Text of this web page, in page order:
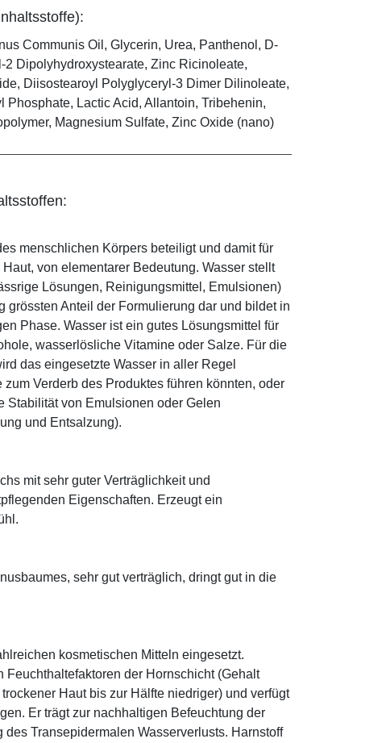
Communis Oil, Glycerin, Urea, Panthenol, D-
Dipolyhydroxystearate, Zinc Ricinoleate,
Diisostearoyl Polyglyceryl-3 Dimer Dilinoleate,
Phosphate, Lactic Acid, Allantoin, Tribehenin,
Magnesium Sulfate, Zinc Oxide (nano)
menschlichen Körpers beteiligt und damit für
von elementarer Bedeutung. Wasser stellt
Lösungen, Reinigungsmittel, Emulsionen)
grössten Anteil der Formulierung dar und bildet in
Phase. Wasser ist ein gutes Lösungsmittel für
wasserlösliche Vitamine oder Salze. Für die
das eingesetzte Wasser in aller Regel
Verderb des Produktes führen könnten, oder
Stabilität von Emulsionen oder Gelen
und Entsalzung).
mit sehr guter Verträglichkeit und
Eigenschaften. Erzeugt ein
sehr gut verträglich, dringt gut in die
kosmetischen Mitteln eingesetzt.
Feuchthaltefaktoren der Hornschicht (Gehalt
Haut bis zur Hälfte niedriger) und verfügt
Er trägt zur nachhaltigen Befeuchtung der
Transepidermalen Wasserverlusts. Harnstoff